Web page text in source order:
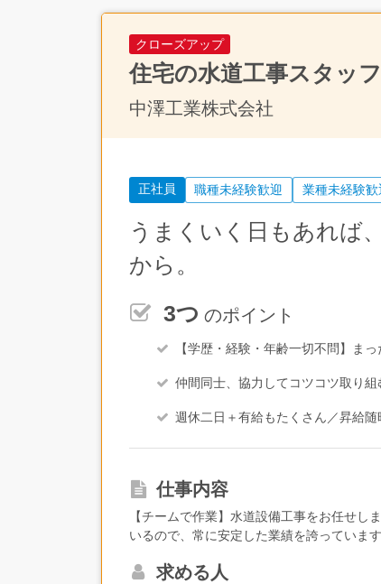
クローズアップ
住宅の水道工事スタッフ
中澤工業株式会社
正社員 職種未経験歓迎 業種未経験歓
うまくいく日もあれば
から。
3つ のポイント
【学歴・経験・年齢一切不問】ま
仲間同士、協力してコツコツ取り組
週休二日＋有給もたくさん／昇給
仕事内容
【チームで作業】水道設備工事をお任せし
いるので、常に安定した業績を誇っていま
ぜん気にしないでください。まずは、工具
求める人